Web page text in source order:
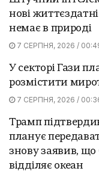
нові
немає в природі
7 СЕРПНЯ, 2026 /
У секторі Гази
розмістити
7 СЕРПНЯ, 2026 /
Трамп
планує
знову заявив,
відділяє океан